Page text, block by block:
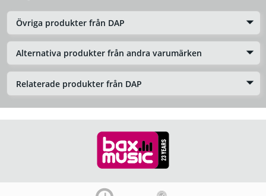
Övriga produkter från DAP
Alternativa produkter från andra varumärken
Relaterade produkter från DAP